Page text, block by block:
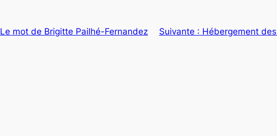
Le mot de Brigitte Pailhé-Fernandez Suivante : Hébergement